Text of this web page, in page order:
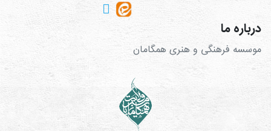
درباره ما
موسسه فرهنگی و هنری همگامان